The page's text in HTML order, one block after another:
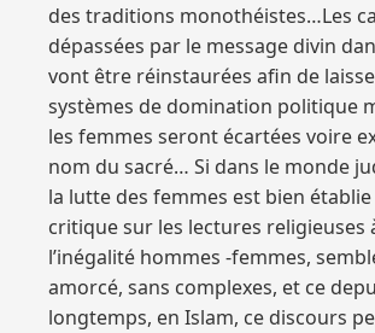
des traditions monothéistes…Les
dépassées par le message divin
vont être réinstaurées afin de
systèmes de domination politique
les femmes seront écartées voire
nom du sacré… Si dans le monde
la lutte des femmes est bien
critique sur les lectures religieuses
l’inégalité hommes -femmes,
amorcé, sans complexes, et ce
longtemps, en Islam, ce discours